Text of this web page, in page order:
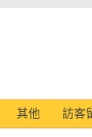
其他 訪客